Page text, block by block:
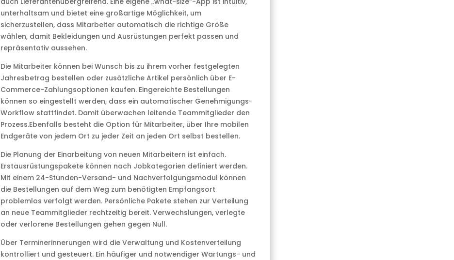
unterhaltsam und bietet eine großartige Möglichkeit, um
sicherzustellen, dass Mitarbeiter automatisch die richtige Größe
wählen, damit Bekleidungen und Ausrüstungen perfekt passen und
repräsentativ aussehen.
Die Mitarbeiter können bei Wunsch bis zu ihrem vorher festgelegten
Jahresbetrag bestellen oder zusätzliche Artikel persönlich über E-
Commerce-Zahlungsoptionen kaufen. Eingereichte Bestellungen
können so eingestellt werden, dass ein automatischer Genehmigungs-
Workflow stattfindet. Damit überwachen leitende Teammitglieder den
Prozess.Ebenfalls besteht die Option für Mitarbeiter, über Ihre mobilen
Endgeräte von jedem Ort zu jeder Zeit an jeden Ort selbst bestellen.
Die Planung der Einarbeitung von neuen Mitarbeitern ist einfach.
Erstausrüstungspakete können nach Jobkategorien definiert werden.
Mit einem 24-Stunden-Versand- und Nachverfolgungsmodul können
die Bestellungen auf dem Weg zum benötigten Empfangsort
problemlos verfolgt werden. Persönliche Pakete stehen zur Verteilung
an neue Teammitglieder rechtzeitig bereit. Verwechslungen, verlegte
oder verlorene Bestellungen gehen gegen Null.
Über Terminerinnerungen wird die Verwaltung und Kostenverteilung
kontrolliert und gesteuert. Ein häufiger und notwendiger Wartungs- und